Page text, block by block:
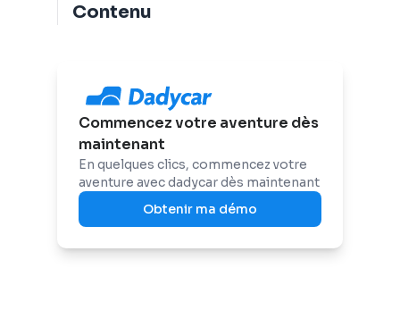
Contenu
Commencez votre aventure dès
maintenant
En quelques clics, commencez votre
aventure avec dadycar dès maintenant
Obtenir ma démo